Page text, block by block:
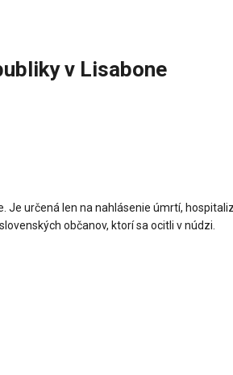
v Lisabone
určená len na nahlásenie úmrtí,
občanov, ktorí sa ocitli v núdzi.